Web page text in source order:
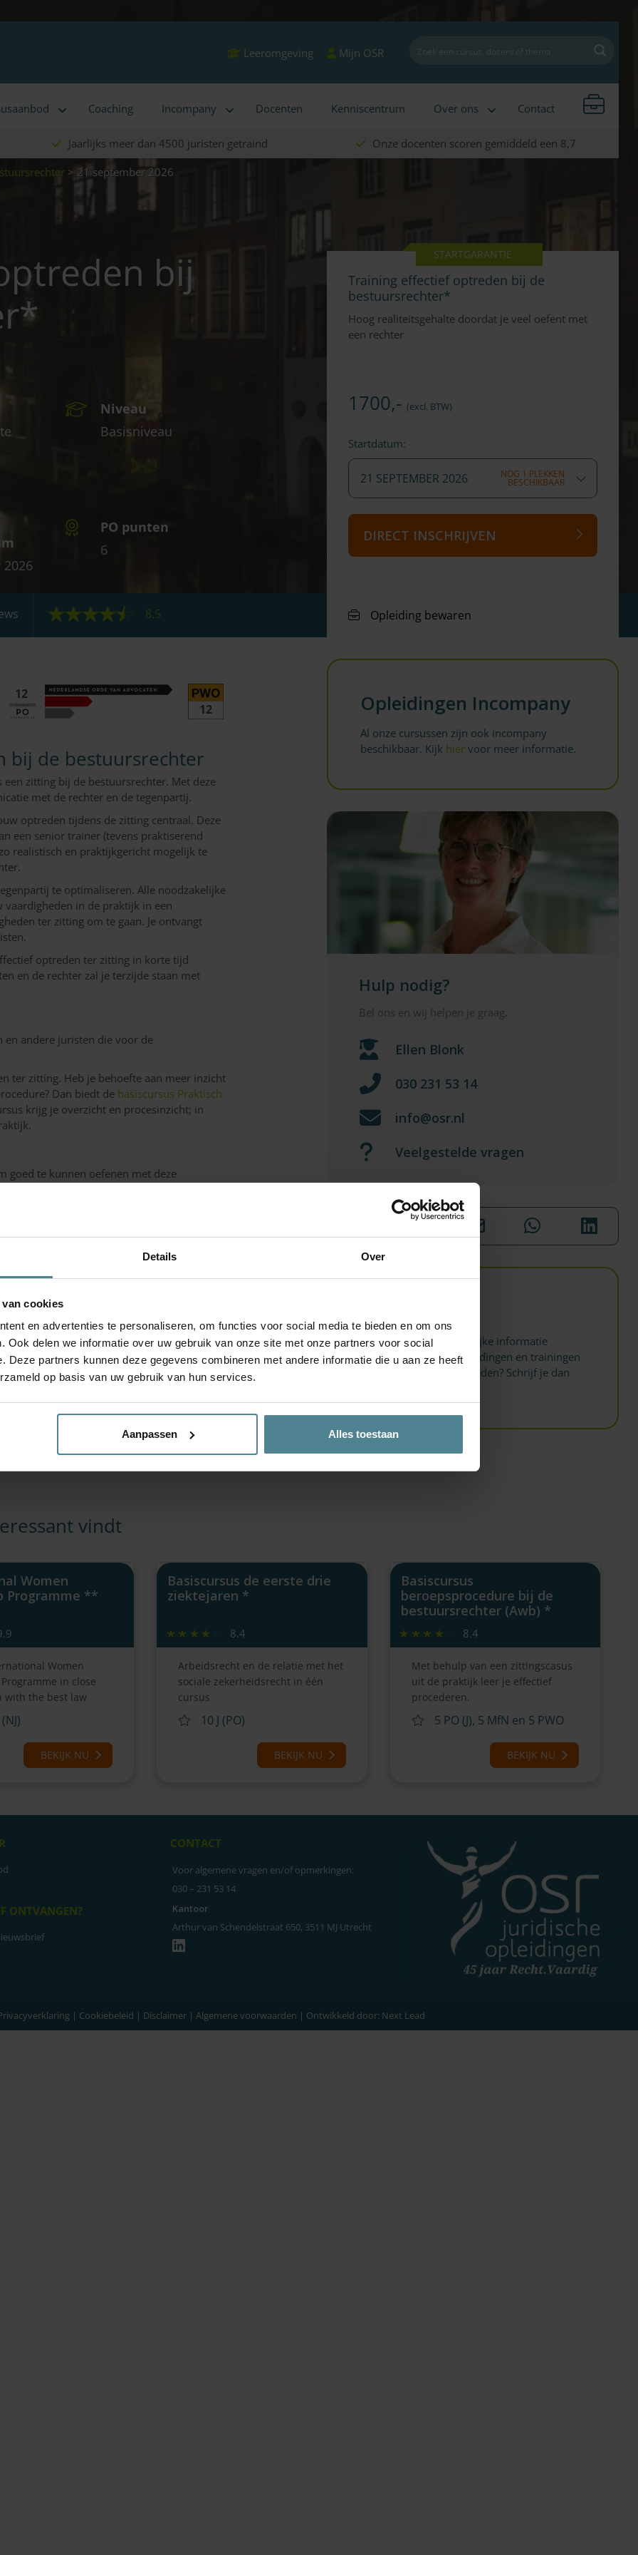
Details Over
cookies
en advertenties te personaliseren, om functies voor social media te bieden en om ons
Ook delen we informatie over uw gebruik van onze site met onze partners voor social
Deze partners kunnen deze gegevens combineren met andere informatie die u aan ze heeft
op basis van uw gebruik van hun services.
Aanpassen Alles toestaan
Leeromgeving Mijn OSR
Coaching Incompany Docenten Kenniscentrum Over ons Contact
Jaarlijks meer dan 4500 juristen getraind
Onze docenten scoren gemiddeld een 8,7
> 21 september 2026
bij
Niveau
Basisniveau
PO punten
6
STARTGARANTIE
Training effectief optreden bij de
bestuursrechter*
Hoog realiteitsgehalte doordat je veel oefent met
een rechter
1700,- (excl. BTW)
Startdatum:
21 SEPTEMBER 2026 NOG 1 PLEKKEN
BESCHIKBAAR
DIRECT INSCHRIJVEN
12
12
bij de bestuursrechter
zitting bij de bestuursrechter. Met deze
met de rechter en de tegenpartij.
optreden tijdens de zitting centraal. Deze
een senior trainer (tevens praktiserend
realistisch en praktijkgericht mogelijk te
te optimaliseren. Alle noodzakelijke
vaardigheden in de praktijk in een
ter zitting om te gaan. Je ontvangt
optreden ter zitting in korte tijd
en de rechter zal je terzijde staan met
en andere juristen die voor de
ter zitting. Heb je behoefte aan meer inzicht
Dan biedt de basiscursus Praktisch
krijg je overzicht en procesinzicht; in
goed te kunnen oefenen met deze
met twee cursusbegeleiders.
optreden ter zitting
verbeterd.
NOvA erkend als PO-cursus;
8.5
Opleidingen Incompany
Al onze cursussen zijn ook incompany
beschikbaar. Kijk hier voor meer informatie.
Hulp nodig?
Bel ons en wij helpen je graag.
Ellen Blonk
030 231 53 14
info@osr.nl
Veelgestelde vragen
Wil jij als eerste belangrijke informatie
ontvangen over de opleidingen en trainingen
binnen jouw rechtsgebieden? Schrijf je dan
vindt
Women
Programme **
Women
in close
with the best law
BEKIJK NU
Basiscursus de eerste drie
ziektejaren *
8.4
Arbeidsrecht en de relatie met het
sociale zekerheidsrecht in één
cursus
10 J (PO)
BEKIJK NU
Basiscursus
beroepsprocedure bij de
bestuursrechter (Awb) *
8.4
Met behulp van een zittingscasus
uit de praktijk leer je effectief
procederen.
5 PO (J), 5 MfN en 5 PWO
BEKIJK NU
ONTVANGEN?
CONTACT
Voor algemene vragen en/of opmerkingen:
030 – 231 53 14
Kantoor
Arthur van Schendelstraat 650, 3511 MJ Utrecht
LinkedIn
| Cookiebeleid | Disclaimer | Algemene voorwaarden | Ontwikkeld door: Next Lead